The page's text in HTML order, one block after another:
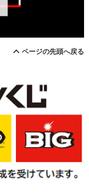
ページの先頭へ戻る